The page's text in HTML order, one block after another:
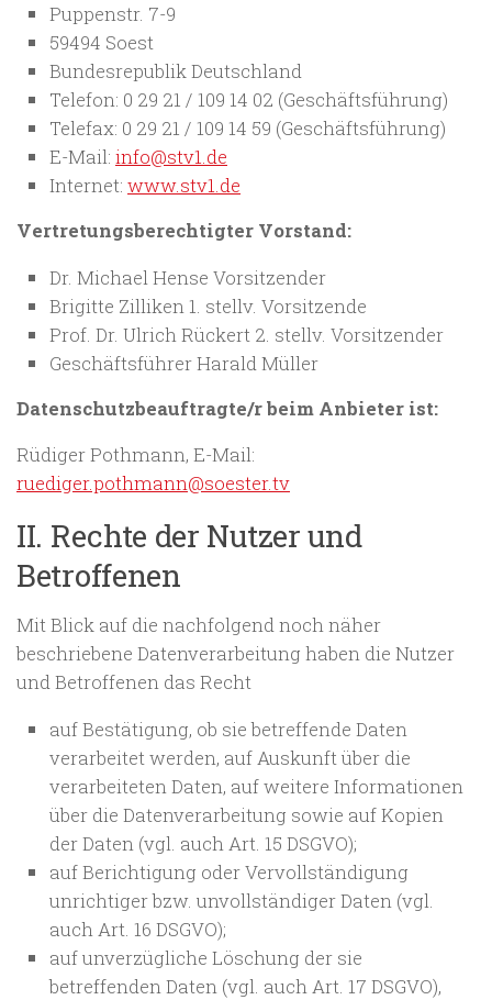
Puppenstr. 7-9
59494 Soest
Bundesrepublik Deutschland
Telefon: 0 29 21 / 109 14 02 (Geschäftsführung)
Telefax: 0 29 21 / 109 14 59 (Geschäftsführung)
E-Mail: info@stv1.de
Internet: www.stv1.de
Vertretungsberechtigter Vorstand:
Dr. Michael Hense Vorsitzender
Brigitte Zilliken 1. stellv. Vorsitzende
Prof. Dr. Ulrich Rückert 2. stellv. Vorsitzender
Geschäftsführer Harald Müller
Datenschutzbeauftragte/r beim Anbieter ist:
Rüdiger Pothmann, E-Mail:
ruediger.pothmann@soester.tv
II. Rechte der Nutzer und
Betroffenen
Mit Blick auf die nachfolgend noch näher
beschriebene Datenverarbeitung haben die Nutzer
und Betroffenen das Recht
auf Bestätigung, ob sie betreffende Daten
verarbeitet werden, auf Auskunft über die
verarbeiteten Daten, auf weitere Informationen
über die Datenverarbeitung sowie auf Kopien
der Daten (vgl. auch Art. 15 DSGVO);
auf Berichtigung oder Vervollständigung
unrichtiger bzw. unvollständiger Daten (vgl.
auch Art. 16 DSGVO);
auf unverzügliche Löschung der sie
betreffenden Daten (vgl. auch Art. 17 DSGVO),